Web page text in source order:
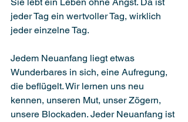
jeder Tag ein wertvoller Tag, wirklich
jeder einzelne Tag.
Jedem Neuanfang liegt etwas
Wunderbares in sich, eine Aufregung,
die beflügelt. Wir lernen uns neu
kennen, unseren Mut, unser Zögern,
unsere Blockaden. Jeder Neuanfang ist